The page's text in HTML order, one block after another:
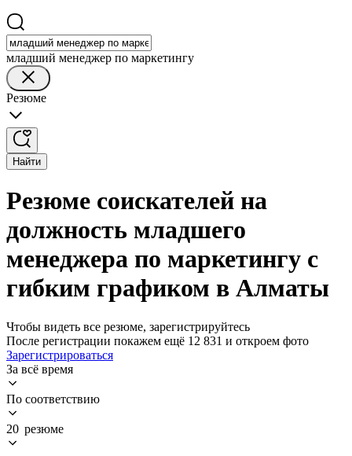
младший менеджер по маркетингу
Резюме
Найти
Резюме соискателей на
должность младшего
менеджера по маркетингу с
гибким графиком в Алматы
Чтобы видеть все резюме, зарегистрируйтесь
После регистрации покажем ещё 12 831 и откроем фото
Зарегистрироваться
За всё время
По соответствию
20 резюме